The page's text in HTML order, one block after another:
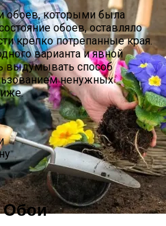
обоев, которыми была
обоев, оставляло
крепко потрепанные края.
варианта и явной
выдумывать способ
ненужных
Обои